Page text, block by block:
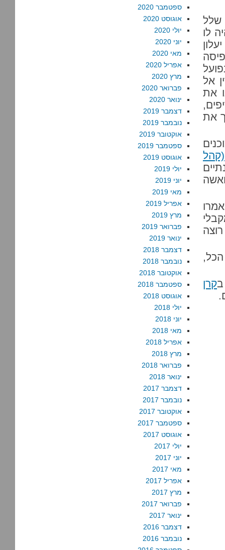
שלל
לו
אל
את
את
(קהל
קרן
ספטמבר 2020
אוגוסט 2020
יולי 2020
יוני 2020
מאי 2020
אפריל 2020
מרץ 2020
פברואר 2020
ינואר 2020
דצמבר 2019
נובמבר 2019
אוקטובר 2019
ספטמבר 2019
אוגוסט 2019
יולי 2019
יוני 2019
מאי 2019
אפריל 2019
מרץ 2019
פברואר 2019
ינואר 2019
דצמבר 2018
נובמבר 2018
אוקטובר 2018
ספטמבר 2018
אוגוסט 2018
יולי 2018
יוני 2018
מאי 2018
אפריל 2018
מרץ 2018
פברואר 2018
ינואר 2018
דצמבר 2017
נובמבר 2017
אוקטובר 2017
ספטמבר 2017
אוגוסט 2017
יולי 2017
יוני 2017
מאי 2017
אפריל 2017
מרץ 2017
פברואר 2017
ינואר 2017
דצמבר 2016
נובמבר 2016